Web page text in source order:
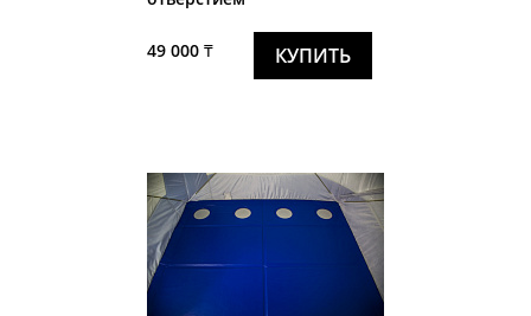
49 000 ₸ КУПИТЬ